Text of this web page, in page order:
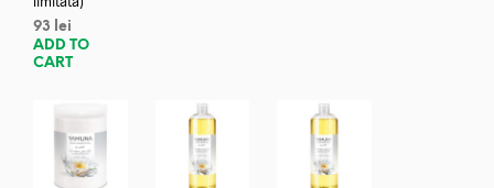
93
lei
ADD TO
CART